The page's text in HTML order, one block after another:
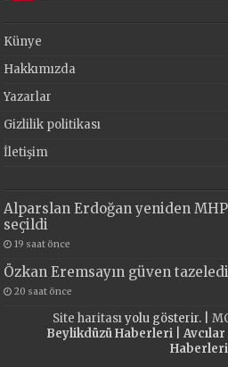
Künye
Hakkımızda
Yazarlar
Gizlilik politikası
İletişim
Alparslan Erdoğan yeniden
seçildi
19 saat önce
Özkan Eremsayın güven tazeledi
20 saat önce
Site haritasıyolu gösterir. |
Beylikdüzü Haberleri|
Haberleri